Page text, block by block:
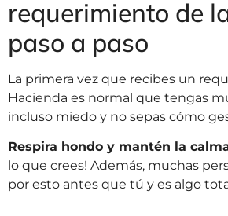
requerimiento de
paso a paso
La primera vez que recibes un
Hacienda es normal que tengas
incluso miedo y no sepas cómo
Respira hondo y mantén la
lo que crees! Además, muchas
por esto antes que tú y es algo